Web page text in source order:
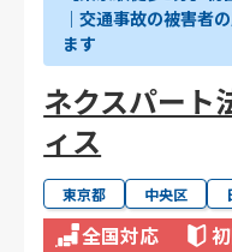
｜交通事故の被害者
ます
ネクスパート
ィス
東京都 中央区
全国対応